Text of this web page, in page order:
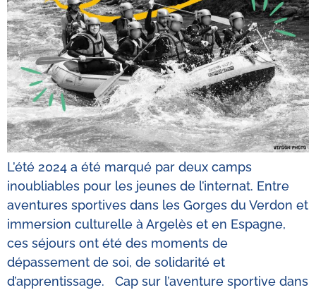
L’été 2024 a été marqué par deux camps
inoubliables pour les jeunes de l’internat. Entre
aventures sportives dans les Gorges du Verdon et
immersion culturelle à Argelès et en Espagne,
ces séjours ont été des moments de
dépassement de soi, de solidarité et
d’apprentissage. Cap sur l’aventure sportive dans